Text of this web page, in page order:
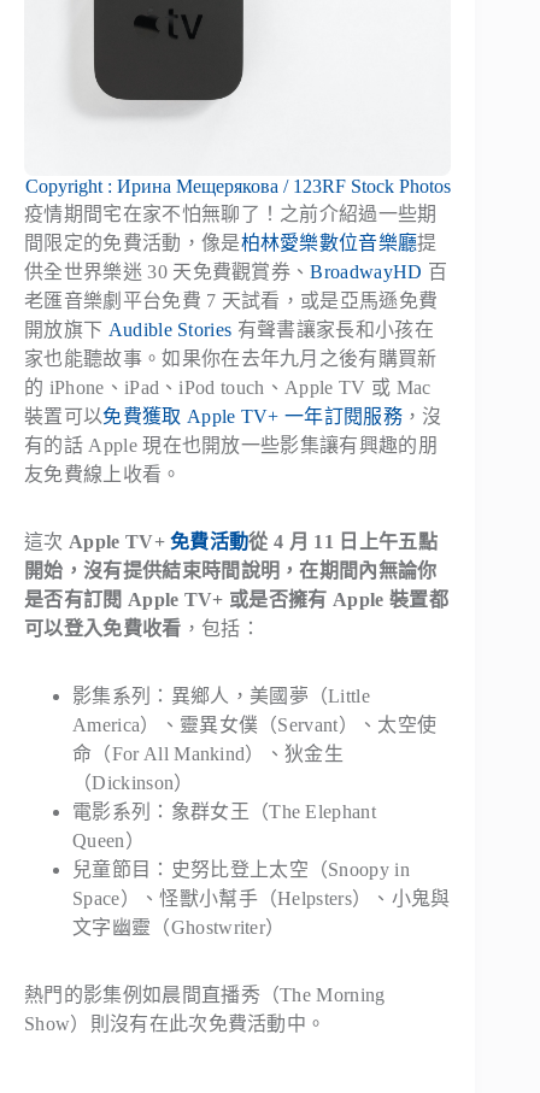
Copyright : Ирина Мещерякова / 123RF Stock Photos
疫情期間宅在家不怕無聊了！之前介紹過一些期
間限定的免費活動，像是柏林愛樂數位音樂廳提
供全世界樂迷 30 天免費觀賞券、BroadwayHD 百
老匯音樂劇平台免費 7 天試看，或是亞馬遜免費
開放旗下 Audible Stories 有聲書讓家長和小孩在
家也能聽故事。如果你在去年九月之後有購買新
的 iPhone、iPad、iPod touch、Apple TV 或 Mac
裝置可以免費獲取 Apple TV+ 一年訂閱服務 ，沒
有的話 Apple 現在也開放一些影集讓有興趣的朋
友免費線上收看。
這次 Apple TV+免費活動從 4 月 11 日上午五點
開始，沒有提供結束時間說明，在期間內無論你
是否有訂閱 Apple TV+ 或是否擁有 Apple 裝置都
可以登入免費收看 ，包括：
影集系列：異鄉人，美國夢（Little
America）、靈異女僕（Servant）、太空使
命（For All Mankind）、狄金生
（Dickinson）
電影系列：象群女王（The Elephant
Queen）
兒童節目：史努比登上太空（Snoopy in
Space）、怪獸小幫手（Helpsters）、小鬼與
文字幽靈（Ghostwriter）
熱門的影集例如晨間直播秀（The Morning
Show）則沒有在此次免費活動中。